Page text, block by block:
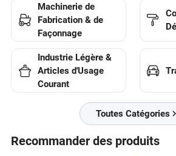
Machinerie de
Fabrication & de
Façonnage
Industrie Légère &
Articles d'Usage
Courant
Toutes Catégories
Recommander des produits